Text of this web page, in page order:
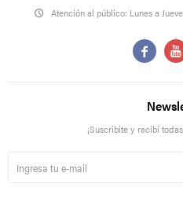
Atención al público: Lunes a
 
¡Suscribite y recibí